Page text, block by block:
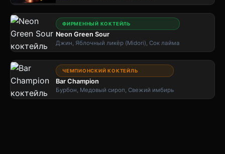
ФИРМЕННЫЙ КОКТЕЙЛЬ
Neon Green Sour
Джин, Яблочный ликёр (Midori), Сок лайма
ЧЕМПИОНСКИЙ КОКТЕЙЛЬ
Bar Champion
Бурбон, Медовый сироп, Свежий имбирь